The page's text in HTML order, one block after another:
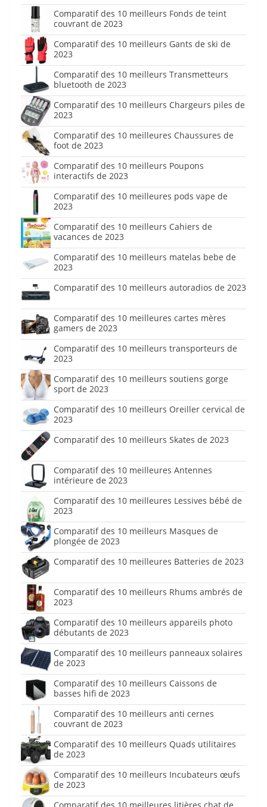
Comparatif des 10 meilleurs Fonds de teint
couvrant de 2023
Comparatif des 10 meilleurs Gants de ski de
2023
Comparatif des 10 meilleurs Transmetteurs
bluetooth de 2023
Comparatif des 10 meilleurs Chargeurs piles de
2023
Comparatif des 10 meilleures Chaussures de
foot de 2023
Comparatif des 10 meilleurs Poupons
interactifs de 2023
Comparatif des 10 meilleures pods vape de
2023
Comparatif des 10 meilleurs Cahiers de
vacances de 2023
Comparatif des 10 meilleurs matelas bebe de
2023
Comparatif des 10 meilleurs autoradios de 2023
Comparatif des 10 meilleures cartes mères
gamers de 2023
Comparatif des 10 meilleurs transporteurs de
2023
Comparatif des 10 meilleurs soutiens gorge
sport de 2023
Comparatif des 10 meilleurs Oreiller cervical de
2023
Comparatif des 10 meilleurs Skates de 2023
Comparatif des 10 meilleures Antennes
intérieure de 2023
Comparatif des 10 meilleures Lessives bébé de
2023
Comparatif des 10 meilleurs Masques de
plongée de 2023
Comparatif des 10 meilleures Batteries de 2023
Comparatif des 10 meilleurs Rhums ambrés de
2023
Comparatif des 10 meilleurs appareils photo
débutants de 2023
Comparatif des 10 meilleurs panneaux solaires
de 2023
Comparatif des 10 meilleurs Caissons de
basses hifi de 2023
Comparatif des 10 meilleurs anti cernes
couvrant de 2023
Comparatif des 10 meilleurs Quads utilitaires
de 2023
Comparatif des 10 meilleurs Incubateurs œufs
de 2023